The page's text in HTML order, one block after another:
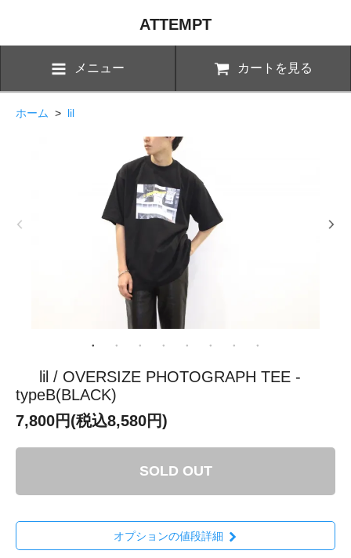
ATTEMPT
メニュー カートを見る
ホーム > lil
lil / OVERSIZE PHOTOGRAPH TEE -
typeB(BLACK)
7,800円(税込8,580円)
SOLD OUT
オプションの値段詳細